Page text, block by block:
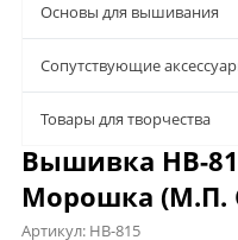
Основы для вышивания
Сопутствующие
Товары для творчества
Вышивка НВ-
Морошка (М.П.
Артикул: НВ-815